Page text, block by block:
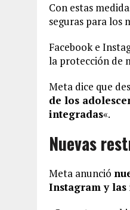
Con estas
seguras para los
Facebook e
la protección de
Meta dice que
de los
integradas«.
Nuevas
Meta anunció
Instagram y las